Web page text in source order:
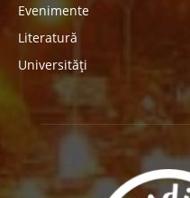
Evenimente
Literatură
Universități